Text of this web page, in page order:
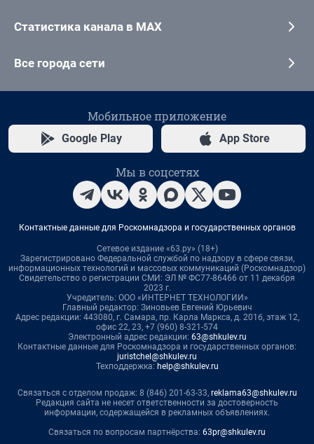
Статистика канала в MAX
Все города сети
Мобильное приложение
Google Play App Store
Мы в соцсетях
Контактные данные для Роскомнадзора и государственных органов
Сетевое издание «63.ру» (18+)
Зарегистрировано Федеральной службой по надзору в сфере связи,
информационных технологий и массовых коммуникаций (Роскомнадзор)
Свидетельство о регистрации СМИ: ЭЛ № ФС77-86466 от 11 декабря
2023 г.
Учредитель: ООО «ИНТЕРНЕТ ТЕХНОЛОГИИ»
Главный редактор: Зиновьев Евгений Юрьевич
Адрес редакции: 443080, г. Самара, пр. Карла Маркса, д. 201б, этаж 12,
офис 22, 23, +7 (960) 8-321-574
Электронный адрес редакции: 63@shkulev.ru
Контактные данные для Роскомнадзора и государственных органов:
juristchel@shkulev.ru
Техподдержка: help@shkulev.ru
Связаться с отделом продаж: 8 (846) 201-63-33, reklama63@shkulev.ru
Редакция сайта не несет ответственности за достоверность
информации, содержащейся в рекламных объявлениях.
Связаться по вопросам партнёрства: 63pr@shkulev.ru